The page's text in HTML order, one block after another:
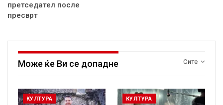
претседател после
пресврт
Сите
Може ќе Ви се допадне
КУЛТУРА КУЛТУРА